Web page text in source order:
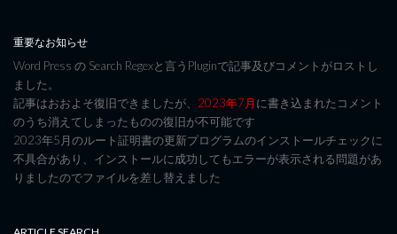
重要なお知らせ
Word Press の Search Regexと言うPluginで記事及びコメントがロストし
ました。
記事はおおよそ復旧できましたが、 2023年7月に書き込まれたコメント
のうち消えてしまったものの復旧が不可能です
2023年5月のルート証明書の更新プログラムのインストールチェックに
不具合があり、インストールに成功してもエラーが表示される問題があ
りましたのでファイルを差し替えました